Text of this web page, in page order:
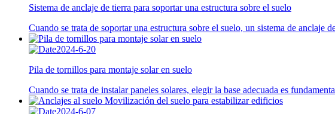
Sistema de anclaje de tierra para soportar una estructura sobre el suelo
Cuando se trata de soportar una estructura sobre el suelo, un sistema de anclaje
2024-6-20
Pila de tornillos para montaje solar en suelo
Cuando se trata de instalar paneles solares, elegir la base adecuada es
2024-6-07